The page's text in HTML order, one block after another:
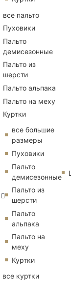
все пальто
Пуховики
Пальто
демисезонные
Пальто из
шерсти
Пальто альпака
Пальто на меху
Куртки
все большие
размеры
Пуховики
Пальто
демисезонные
Пальто из
шерсти
Пальто
альпака
Пальто на
меху
Куртки
все куртки